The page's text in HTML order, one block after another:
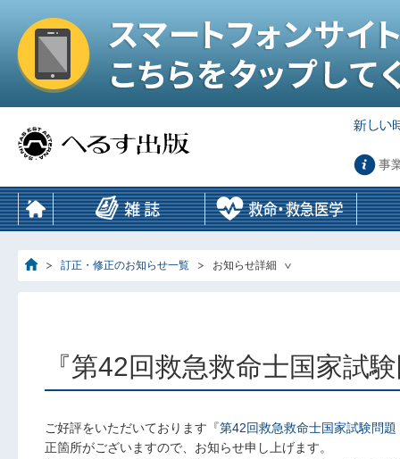
事
訂正・修正のお知らせ一覧 お知らせ詳細
『第42回救急救命士国家試
ご好評をいただいております『第42回救急救命士国家試験問
正箇所がございますので、お知らせ申し上げます。